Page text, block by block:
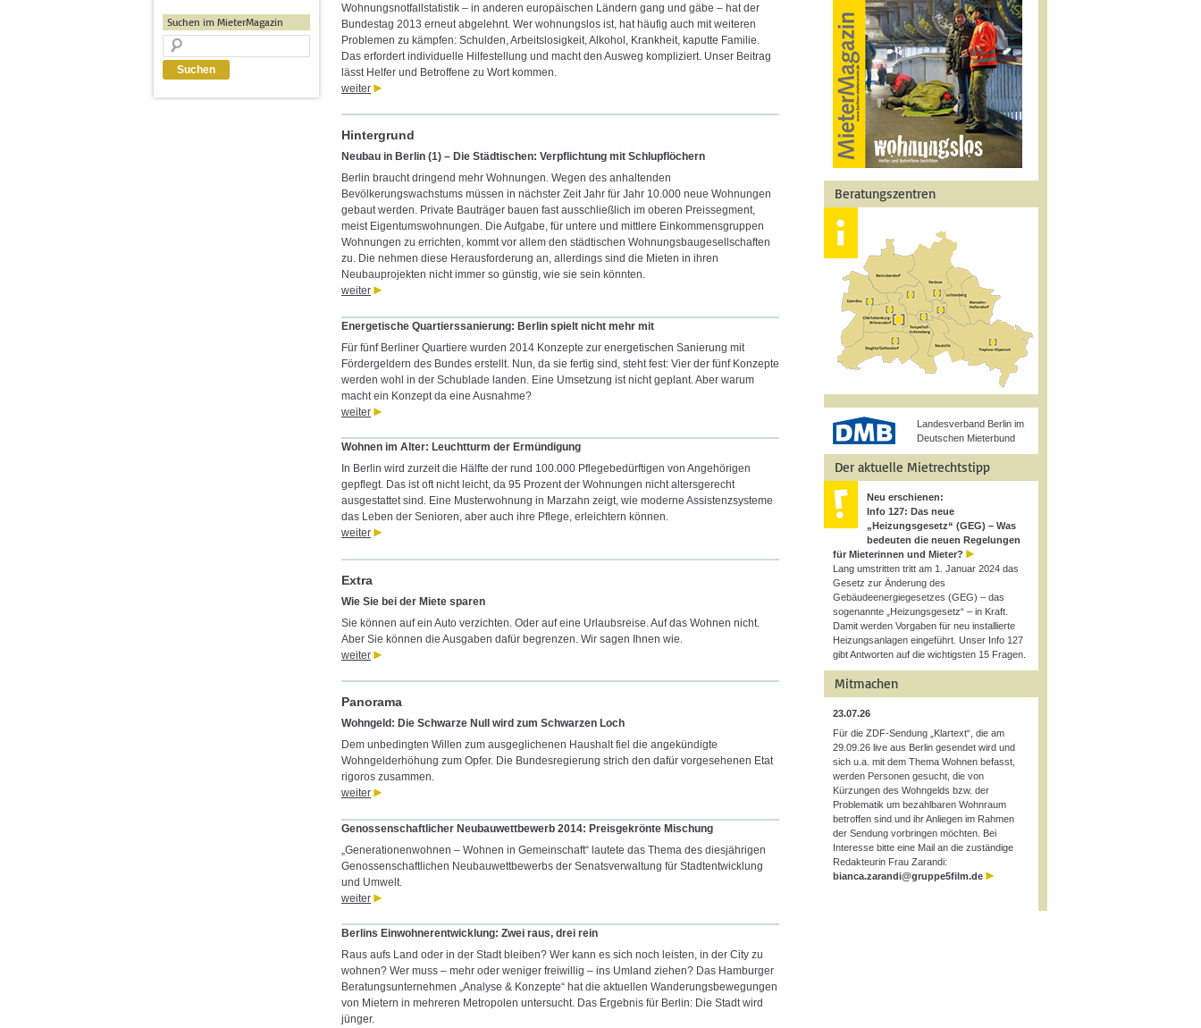
Wohnungsnotfallstatistik – in anderen europäischen Ländern gang und gäbe – hat der
Bundestag 2013 erneut abgelehnt. Wer wohnungslos ist, hat häufig auch mit weiteren
Problemen zu kämpfen: Schulden, Arbeitslosigkeit, Alkohol, Krankheit, kaputte Familie.
Das erfordert individuelle Hilfestellung und macht den Ausweg kompliziert. Unser Beitrag
lässt Helfer und Betroffene zu Wort kommen.
weiter
Hintergrund
Neubau in Berlin (1) – Die Städtischen: Verpflichtung mit Schlupflöchern
Berlin braucht dringend mehr Wohnungen. Wegen des anhaltenden
Bevölkerungswachstums müssen in nächster Zeit Jahr für Jahr 10.000 neue Wohnungen
gebaut werden. Private Bauträger bauen fast ausschließlich im oberen Preissegment,
meist Eigentumswohnungen. Die Aufgabe, für untere und mittlere Einkommensgruppen
Wohnungen zu errichten, kommt vor allem den städtischen Wohnungsbaugesellschaften
zu. Die nehmen diese Herausforderung an, allerdings sind die Mieten in ihren
Neubauprojekten nicht immer so günstig, wie sie sein könnten.
weiter
Energetische Quartierssanierung: Berlin spielt nicht mehr mit
Für fünf Berliner Quartiere wurden 2014 Konzepte zur energetischen Sanierung mit
Fördergeldern des Bundes erstellt. Nun, da sie fertig sind, steht fest: Vier der fünf Konzepte
werden wohl in der Schublade landen. Eine Umsetzung ist nicht geplant. Aber warum
macht ein Konzept da eine Ausnahme?
weiter
Wohnen im Alter: Leuchtturm der Ermündigung
In Berlin wird zurzeit die Hälfte der rund 100.000 Pflegebedürftigen von Angehörigen
gepflegt. Das ist oft nicht leicht, da 95 Prozent der Wohnungen nicht altersgerecht
ausgestattet sind. Eine Musterwohnung in Marzahn zeigt, wie moderne Assistenzsysteme
das Leben der Senioren, aber auch ihre Pflege, erleichtern können.
weiter
Extra
Wie Sie bei der Miete sparen
Sie können auf ein Auto verzichten. Oder auf eine Urlaubsreise. Auf das Wohnen nicht.
Aber Sie können die Ausgaben dafür begrenzen. Wir sagen Ihnen wie.
weiter
Panorama
Wohngeld: Die Schwarze Null wird zum Schwarzen Loch
Dem unbedingten Willen zum ausgeglichenen Haushalt fiel die angekündigte
Wohngelderhöhung zum Opfer. Die Bundesregierung strich den dafür vorgesehenen Etat
rigoros zusammen.
weiter
Genossenschaftlicher Neubauwettbewerb 2014: Preisgekrönte Mischung
„Generationenwohnen – Wohnen in Gemeinschaft“ lautete das Thema des diesjährigen
Genossenschaftlichen Neubauwettbewerbs der Senatsverwaltung für Stadtentwicklung
und Umwelt.
weiter
Berlins Einwohnerentwicklung: Zwei raus, drei rein
Raus aufs Land oder in der Stadt bleiben? Wer kann es sich noch leisten, in der City zu
wohnen? Wer muss – mehr oder weniger freiwillig – ins Umland ziehen? Das Hamburger
Beratungsunternehmen „Analyse & Konzepte“ hat die aktuellen Wanderungsbewegungen
von Mietern in mehreren Metropolen untersucht. Das Ergebnis für Berlin: Die Stadt wird
jünger.
Beratungszentren
Landesverband Berlin im
Deutschen Mieterbund
Der aktuelle Mietrechtstipp
Neu erschienen:
Info 127: Das neue
„Heizungsgesetz“ (GEG) – Was
bedeuten die neuen Regelungen
für Mieterinnen und Mieter?
Lang umstritten tritt am 1. Januar 2024 das
Gesetz zur Änderung des
Gebäudeenergiegesetzes (GEG) – das
sogenannte „Heizungsgesetz“ – in Kraft.
Damit werden Vorgaben für neu installierte
Heizungsanlagen eingeführt. Unser Info 127
gibt Antworten auf die wichtigsten 15 Fragen.
Mitmachen
23.07.26
Für die ZDF-Sendung „Klartext“, die am
29.09.26 live aus Berlin gesendet wird und
sich u.a. mit dem Thema Wohnen befasst,
werden Personen gesucht, die von
Kürzungen des Wohngelds bzw. der
Problematik um bezahlbaren Wohnraum
betroffen sind und ihr Anliegen im Rahmen
der Sendung vorbringen möchten. Bei
Interesse bitte eine Mail an die zuständige
Redakteurin Frau Zarandi:
bianca.zarandi@gruppe5film.de
Suchen im MieterMagazin